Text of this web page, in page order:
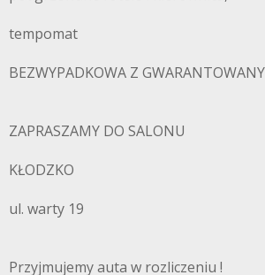
tempomat
BEZWYPADKOWA Z
ZAPRASZAMY DO SALONU
KŁODZKO
ul. warty 19
Przyjmujemy auta w rozliczeniu !